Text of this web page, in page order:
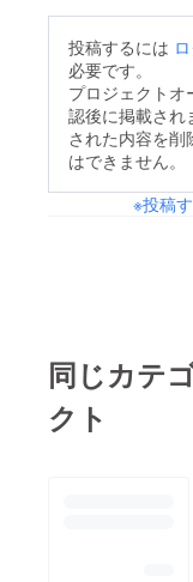
にレベ
で、その
数を重ね
かったで
自信を持
撃がこと
れる中
差を見
います。
https://
om/
れます
投稿するには
必要です。
プロジェクトオ
認後に掲載され
された内容を削
はできません。
※投稿
同じカテ
クト